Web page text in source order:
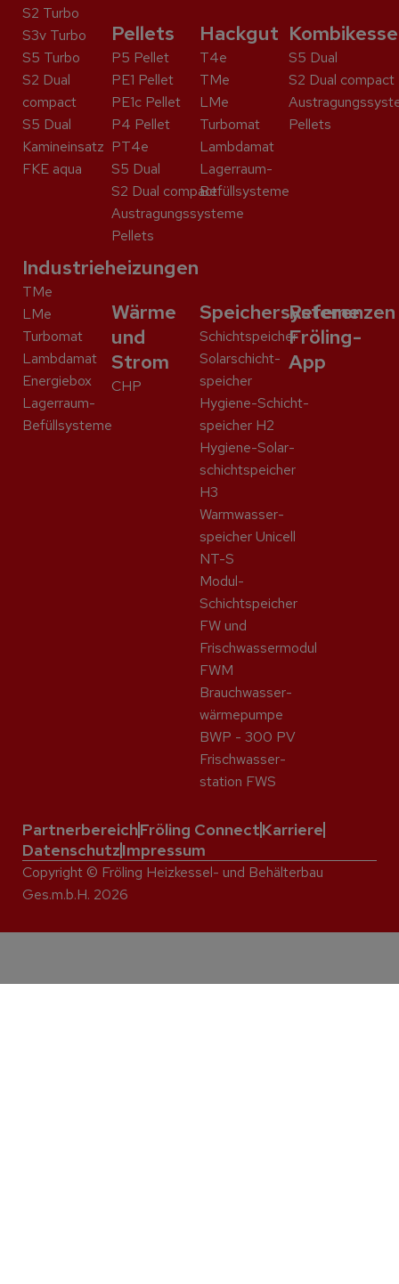
S2 Turbo
S3v Turbo
S5 Turbo
S2 Dual
compact
S5 Dual
Kaminein­satz
FKE aqua
Pellets
P5 Pellet
PE1 Pellet
PE1c Pellet
P4 Pellet
PT4e
S5 Dual
S2 Dual compact
Austragungssysteme
Pellets
Hackgut
T4e
TMe
LMe
Turbomat
Lambdamat
Lagerraum-
Befüllsysteme
S5 Dual
S2 Dual compact
Pellets
Industrieheizungen
TMe
LMe
Turbomat
Lambdamat
Energiebox
Lagerraum-
Befüllsysteme
Wärme
und
Strom
CHP
Speichersysteme
Schicht­speicher
Solar­schicht­
speicher
Hygiene-Schicht­
speicher H2
Hygiene-Solar­
schicht­speicher
H3
Warmwasser­
speicher Unicell
NT-S
Modul-
Schichtspeicher
FW und
Frischwassermodul
FWM
Brauchwasser­
wärme­pumpe
BWP - 300 PV
Frisch­wasser­
station FWS
Referenzen
Fröling-
App
PartnerbereichFröling ConnectKarriere
DatenschutzImpressum
Copyright © Fröling Heizkessel- und Behälterbau
Ges.m.b.H. 2026